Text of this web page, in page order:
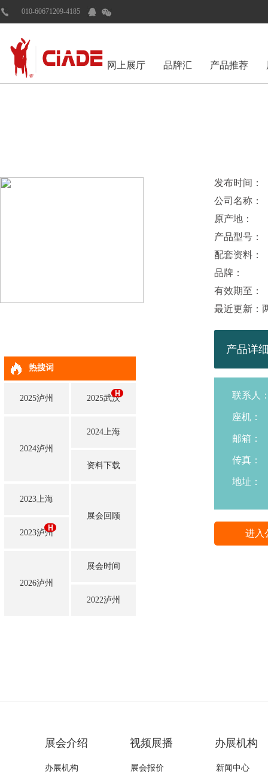
010-60671209-4185
网上展厅 品牌汇 产品推荐
热搜词
2025泸州 2025武汉
2024泸州
2024上海
资料下载
2023上海
展会回顾
2023泸州
2026泸州
展会时间
2022泸州
发布时间：
公司名称：
原产地：
产品型号：
配套资料：
品牌：
有效期至：
最近更新：
产品详
联系人
座机：
邮箱：
传真：
地址：
进入
展会介绍 视频展播 办展机构
办展机构 展会报价
新闻中心